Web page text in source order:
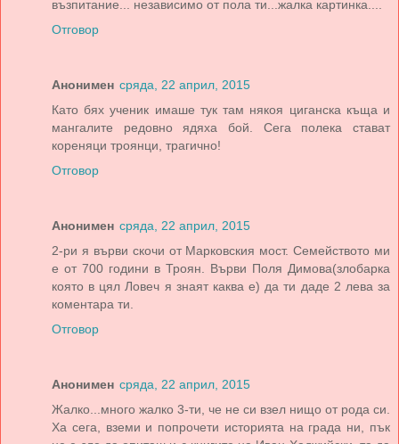
възпитание... независимо от пола ти...жалка картинка....
Отговор
Анонимен сряда, 22 април, 2015
Като бях ученик имаше тук там някоя циганска къща и
мангалите редовно ядяха бой. Сега полека стават
кореняци троянци, трагично!
Отговор
Анонимен сряда, 22 април, 2015
2-ри я върви скочи от Марковския мост. Семейството ми
е от 700 години в Троян. Върви Поля Димова(злобарка
която в цял Ловеч я знаят каква е) да ти даде 2 лева за
коментара ти.
Отговор
Анонимен сряда, 22 април, 2015
Жалко...много жалко 3-ти, че не си взел нищо от рода си.
Ха сега, вземи и попрочети историята на града ни, пък